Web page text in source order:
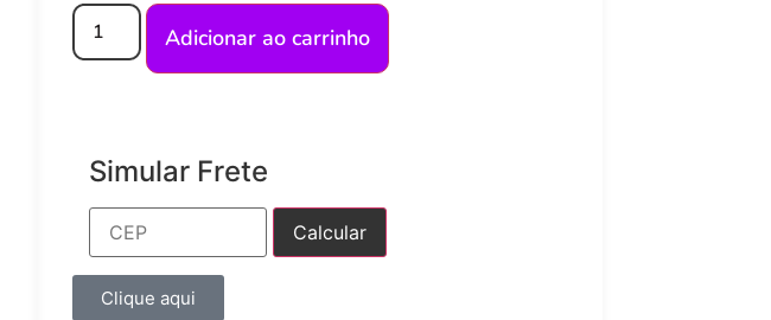
Adicionar ao carrinho
Simular Frete
Calcular
Clique aqui